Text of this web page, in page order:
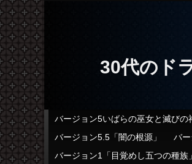
30代のド
メインメニュー
メインコンテンツへ移動
サブコンテンツへ移動
バージョン5いばらの巫女と滅びの
バージョン5.5「闇の根源」
バ
バージョン1「目覚めし五つの種族」